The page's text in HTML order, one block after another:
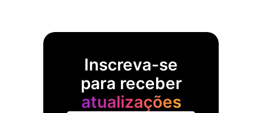
Inscreva-se
para receber
atualizações